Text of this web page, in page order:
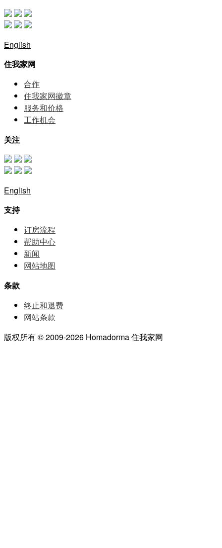
English
住我家网
合作
住我家网徽章
服务和价格
⼯作机会
关注
English
支持
订房流程
帮助中⼼
新闻
网站地图
条款
终止和退费
网站条款
版权所有 © 2009-2026 Homadorma 住我家网